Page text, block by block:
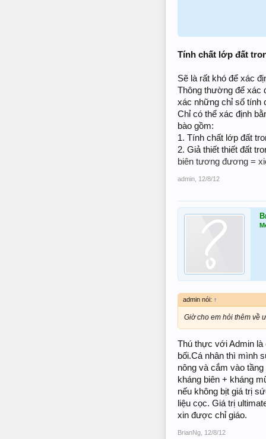
Tính chất lớp đất
Sẽ là rất khó để xác
Thông thường để xác
xác những chỉ số tính
Chỉ có thể xác định
bào gồm:
1. Tính chất lớp đất
2. Giả thiết thiết đất
biên tương đương =
admin 12/8/12
admin nói: ↑
Giờ cho em hỏi thêm về
Thú thực với Admin là
bối.Cá nhân thì mình
nông và cắm vào
kháng biên + kháng
nếu không bịt giá trị
liệu cọc. Giá trị
xin được chỉ giáo.
BrianNg 12/8/12